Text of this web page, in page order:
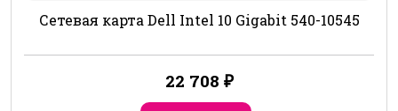
Сетевая карта Dell Intel 10 Gigabit 540-10545
22 708 ₽